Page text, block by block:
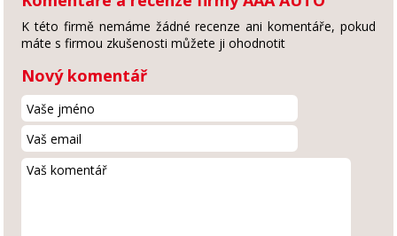
K této firmě nemáme žádné recenze ani komentáře, pokud
máte s firmou zkušenosti můžete ji ohodnotit
Nový komentář